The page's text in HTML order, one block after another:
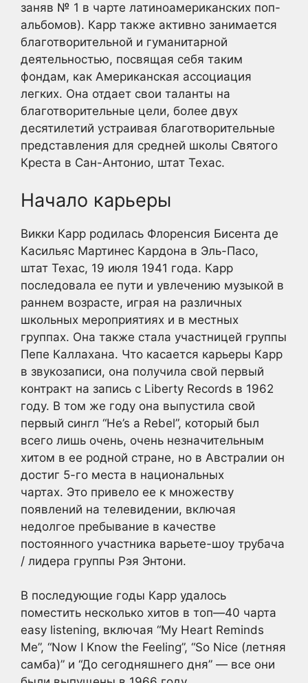
заняв № 1 в чарте латиноамериканских поп-
альбомов). Карр также активно занимается
благотворительной и гуманитарной
деятельностью, посвящая себя таким
фондам, как Американская ассоциация
легких. Она отдает свои таланты на
благотворительные цели, более двух
десятилетий устраивая благотворительные
представления для средней школы Святого
Креста в Сан-Антонио, штат Техас.
Начало карьеры
Викки Карр родилась Флоренсия Бисента де
Касильяс Мартинес Кардона в Эль-Пасо,
штат Техас, 19 июля 1941 года. Карр
последовала ее пути и увлечению музыкой в
раннем возрасте, играя на различных
школьных мероприятиях и в местных
группах. Она также стала участницей группы
Пепе Каллахана. Что касается карьеры Карр
в звукозаписи, она получила свой первый
контракт на запись с Liberty Records в 1962
году. В том же году она выпустила свой
первый сингл “He’s a Rebel”, который был
всего лишь очень, очень незначительным
хитом в ее родной стране, но в Австралии он
достиг 5-го места в национальных
чартах. Это привело ее к множеству
появлений на телевидении, включая
недолгое пребывание в качестве
постоянного участника варьете-шоу трубача
/ лидера группы Рэя Энтони.
В последующие годы Карр удалось
поместить несколько хитов в топ—40 чарта
easy listening, включая “My Heart Reminds
Me”, “Now I Know the Feeling”, “So Nice (летняя
самба)” и “До сегодняшнего дня” — все они